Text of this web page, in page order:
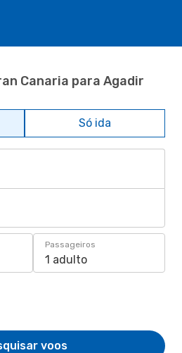
Canaria para Agadir
Só ida
Passageiros
1 adulto
voos